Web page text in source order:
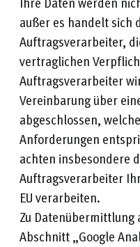
außer es handelt sich
Auftragsverarbeiter,
vertraglichen
Auftragsverarbeiter
Vereinbarung über
abgeschlossen,
Anforderungen
achten insbesondere
Auftragsverarbeiter
EU verarbeiten.
Zu Datenübermittlung
Abschnitt „Google